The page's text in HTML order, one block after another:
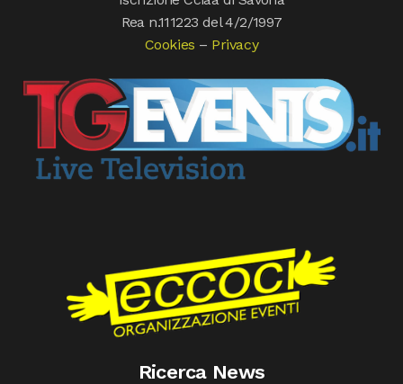
Rea n.111223 del 4/2/1997
Cookies – Privacy
Ricerca News